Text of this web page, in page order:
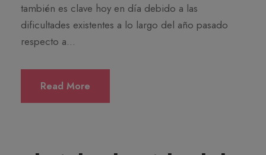
también es clave hoy en día debido a las
dificultades existentes a lo largo del año pasado
respecto a...
Read More